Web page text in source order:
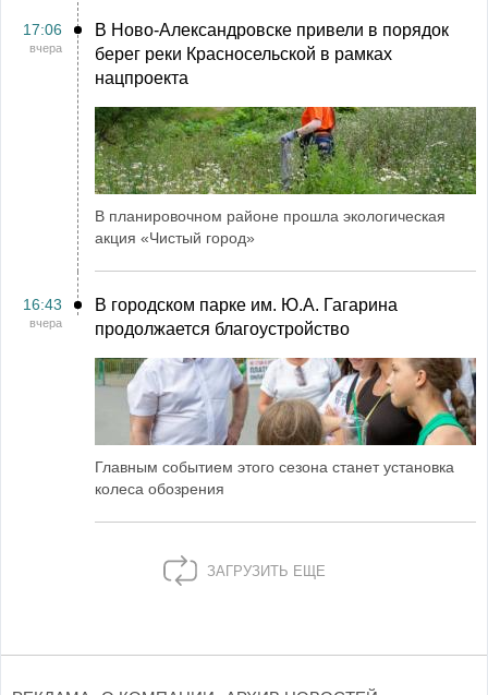
17:06
вчера
В Ново-Александровске привели в порядок
берег реки Красносельской в рамках
нацпроекта
В планировочном районе прошла экологическая
акция «Чистый город»
16:43
вчера
В городском парке им. Ю.А. Гагарина
продолжается благоустройство
Главным событием этого сезона станет установка
колеса обозрения
ЗАГРУЗИТЬ ЕЩЕ